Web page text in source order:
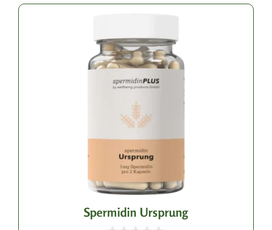
Spermidin Ursprung